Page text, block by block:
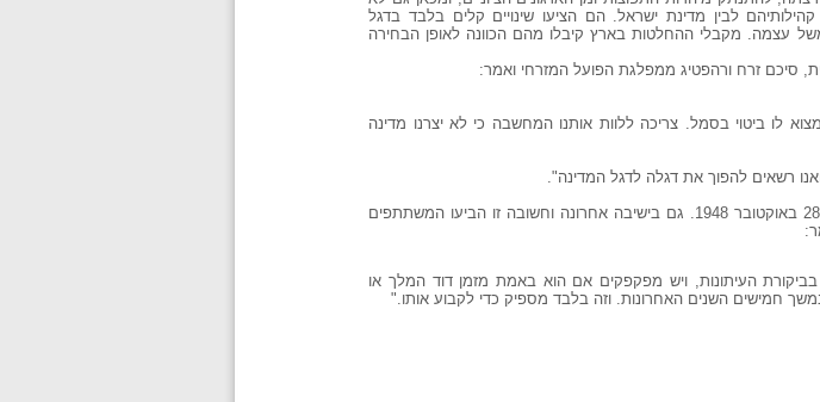
לבין מדינת ישראל. הם הציעו שינויים קלים בלבד בדגל
משל עצמה. מקבלי ההחלטות בארץ קיבלו מהם הכוונה לאופן הבחירה
לו ביטוי בסמל. צריכה ללוות אותנו המחשבה כי לא יצרנו מדינה
רשאים להפוך את דגלה לדגל המדינה".
מועצת המדינה הזמנית קיבלה את החלטת ועדת הסמל והדגל, ואישרה אותה ב-28 באוקטובר 1948. גם בישיבה אחרונה וחשובה זו הביעו המשתתפים
העיתונות, ויש מפקפקים אם הוא באמת מזמן דוד המלך או
חמישים השנים האחרונות. וזה בלבד מספיק כדי לקבוע אותו."